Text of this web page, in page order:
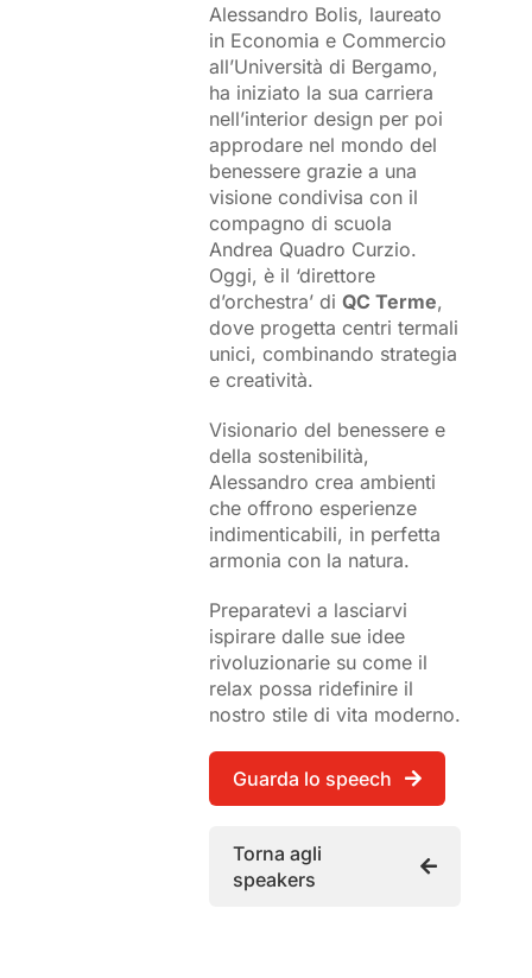
Alessandro Bolis, laureato
in Economia e Commercio
all’Università di Bergamo,
ha iniziato la sua carriera
nell’interior design per poi
approdare nel mondo del
benessere grazie a una
visione condivisa con il
compagno di scuola
Andrea Quadro Curzio.
Oggi, è il ‘direttore
d’orchestra’ di QC Terme,
dove progetta centri termali
unici, combinando strategia
e creatività.
Visionario del benessere e
della sostenibilità,
Alessandro crea ambienti
che offrono esperienze
indimenticabili, in perfetta
armonia con la natura.
Preparatevi a lasciarvi
ispirare dalle sue idee
rivoluzionarie su come il
relax possa ridefinire il
nostro stile di vita moderno.
Guarda lo speech
Torna agli
speakers